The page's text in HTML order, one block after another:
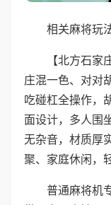
相关麻将玩
【北方石
庄混一色、对对
吃碰杠全操作，
面设计，多人围
无杂音，材质厚
聚、家庭休闲，
普通麻将机